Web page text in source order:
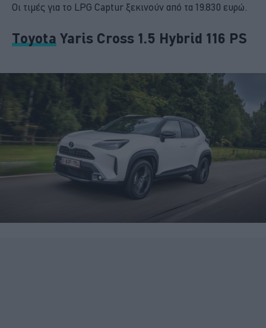
Οι τιμές για το LPG Captur ξεκινούν από τα 19.830 ευρώ.
Τoyota Yaris Cross 1.5 Hybrid 116 PS